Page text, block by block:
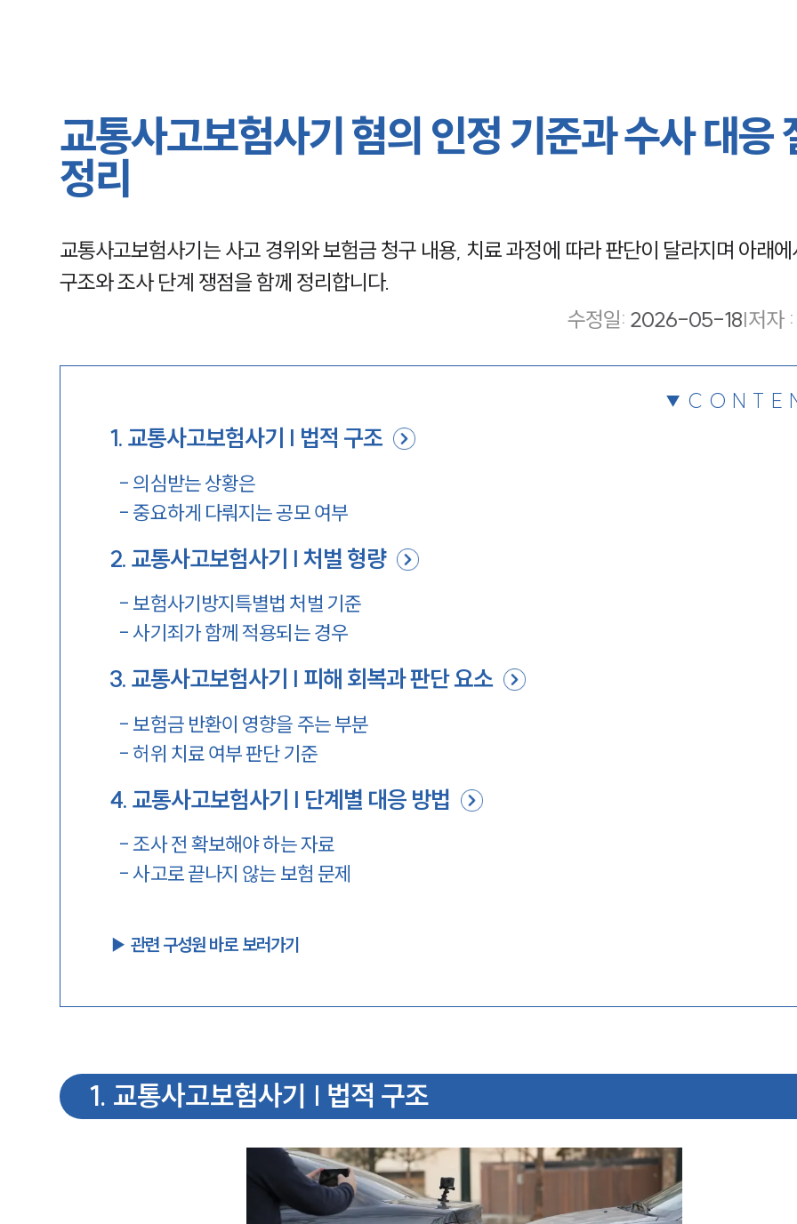
교통사고보험사기 혐의 인정 기준과 수사 대응
정리
교통사고보험사기는 사고 경위와 보험금 청구 내용, 치료 과정에 따라 판단이 달라지며 아래에
구조와 조사 단계 쟁점을 함께 정리합니다.
수정일: 2026-05-18|저자 :
1. 교통사고보험사기 | 법적 구조
- 의심받는 상황은
- 중요하게 다뤄지는 공모 여부
2. 교통사고보험사기 | 처벌 형량
- 보험사기방지특별법 처벌 기준
-사기죄가 함께 적용되는 경우
3. 교통사고보험사기 | 피해 회복과 판단 요소
- 보험금 반환이 영향을 주는 부분
- 허위 치료 여부 판단 기준
4. 교통사고보험사기 | 단계별 대응 방법
- 조사 전 확보해야 하는 자료
-사고로 끝나지 않는 보험 문제
▶︎ 관련 구성원 바로 보러가기
1. 교통사고보험사기 | 법적 구조